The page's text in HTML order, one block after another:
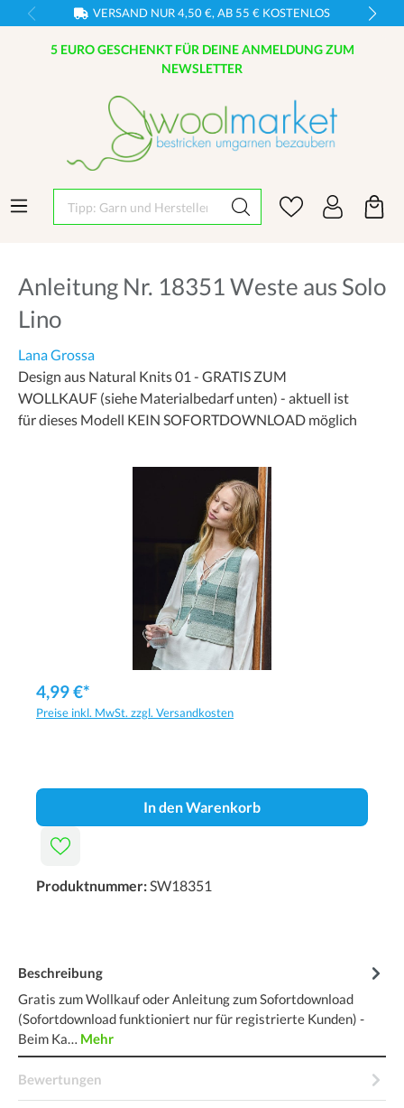
VERSAND NUR 4,50 €, AB 55 € KOSTENLOS
5 EURO GESCHENKT FÜR DEINE ANMELDUNG ZUM
NEWSLETTER
Tipp: Garn und Hersteller eingeben
Anleitung Nr. 18351 Weste aus Solo
Lino
Lana Grossa
Design aus Natural Knits 01 - GRATIS ZUM
WOLLKAUF (siehe Materialbedarf unten) - aktuell ist
für dieses Modell KEIN SOFORTDOWNLOAD möglich
4,99 €*
Preise inkl. MwSt. zzgl. Versandkosten
In den Warenkorb
Produktnummer:SW18351
Beschreibung
Gratis zum Wollkauf oder Anleitung zum Sofortdownload
(Sofortdownload funktioniert nur für registrierte Kunden) -
Beim Ka… Mehr
Bewertungen